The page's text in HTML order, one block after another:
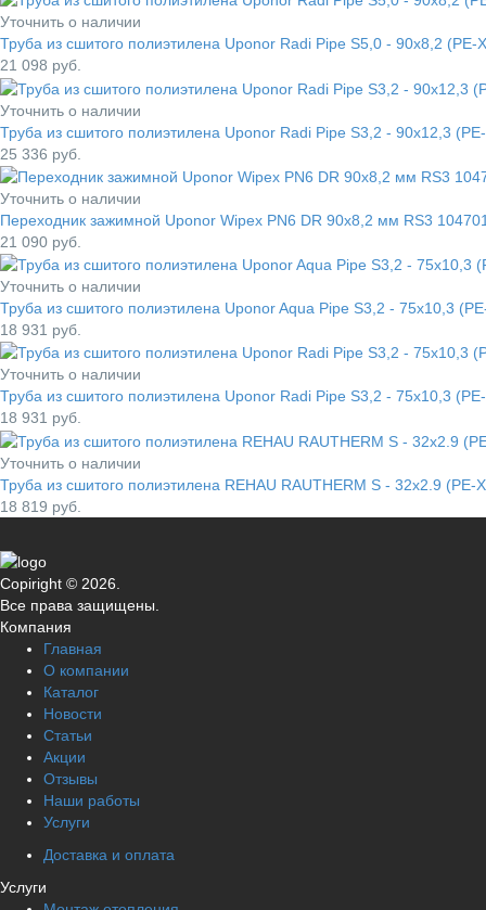
Уточнить о наличии
Труба из сшитого полиэтилена Uponor Radi Pipe S5,0 - 90x8,2
21 098 руб.
Уточнить о наличии
Труба из сшитого полиэтилена Uponor Radi Pipe S3,2 - 90x12,3
25 336 руб.
Уточнить о наличии
Переходник зажимной Uponor Wipex PN6 DR 90x8,2 мм RS3
21 090 руб.
Уточнить о наличии
Труба из сшитого полиэтилена Uponor Aqua Pipe S3,2 - 75x10,3
18 931 руб.
Уточнить о наличии
Труба из сшитого полиэтилена Uponor Radi Pipe S3,2 - 75x10,3
18 931 руб.
Уточнить о наличии
Труба из сшитого полиэтилена REHAU RAUTHERM S - 32x2.9
18 819 руб.
Copiright © 2026.
Все права защищены.
Компания
Главная
О компании
Каталог
Новости
Статьи
Акции
Отзывы
Наши работы
Услуги
Доставка и оплата
Услуги